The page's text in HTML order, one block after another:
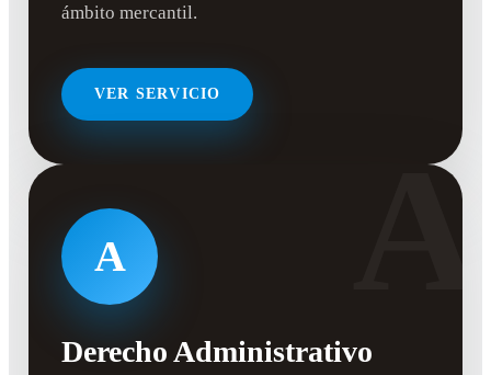
ámbito mercantil.
VER SERVICIO
A
A
Derecho Administrativo